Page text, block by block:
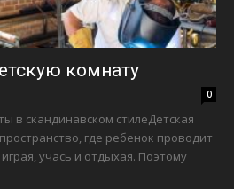
комнату
0
в скандинавском стилеДетская
где ребенок проводит
учась и отдыхая. Поэтому